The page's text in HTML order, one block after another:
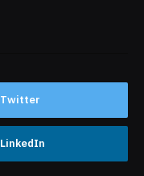
Twitter
LinkedIn